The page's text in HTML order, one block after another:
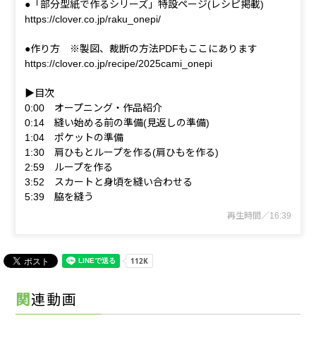
●「部分型紙で作るシリーズ」特設ページ(レシピ掲載)
https://clover.co.jp/raku_onepi/
●作り方 ※製図、裁断の方法PDFもここにあります
https://clover.co.jp/recipe/2025cami_onepi
▶目次
0:00 オープニング・作品紹介
0:14 縫い始める前の準備(見返しの準備)
1:04 ポケットの準備
1:30 肩ひもとループを作る(肩ひもを作る)
2:59 ループを作る
3:52 スカートと身頃を縫い合わせる
5:39 脇を縫う
再生時間／16:39
関連動画